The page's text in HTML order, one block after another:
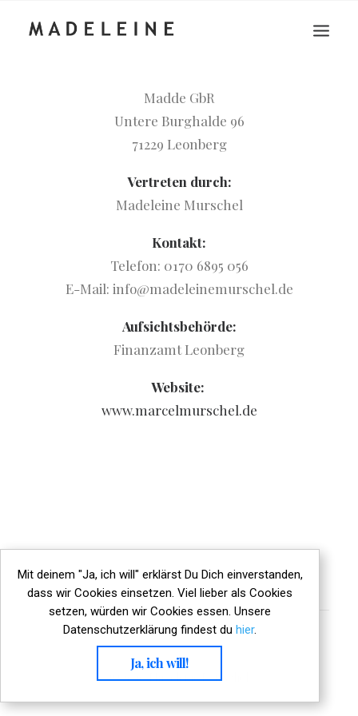
Madde GbR
Untere Burghalde 96
71229 Leonberg
Vertreten durch:
Madeleine Murschel
Kontakt:
Telefon: 0170 6895 056
E-Mail: info@madeleinemurschel.de
Aufsichtsbehörde:
Finanzamt Leonberg
Website:
www.marcelmurschel.de
© 2020 Madeleine Murschel
Mit deinem "Ja, ich will" erklärst Du Dich einverstanden,
dass wir Cookies einsetzen. Viel lieber als Cookies
setzen, würden wir Cookies essen. Unsere
Datenschutzerklärung findest du hier.
Ja, ich will!